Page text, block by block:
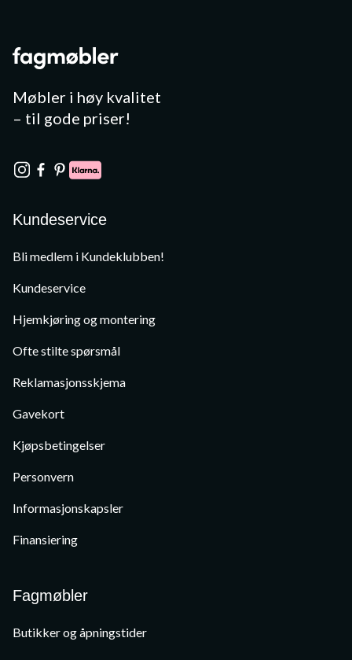
Møbler i høy kvalitet
– til gode priser!
Kundeservice
Bli medlem i Kundeklubben!
Kundeservice
Hjemkjøring og montering
Ofte stilte spørsmål
Reklamasjonsskjema
Gavekort
Kjøpsbetingelser
Personvern
Informasjonskapsler
Finansiering
Fagmøbler
Butikker og åpningstider